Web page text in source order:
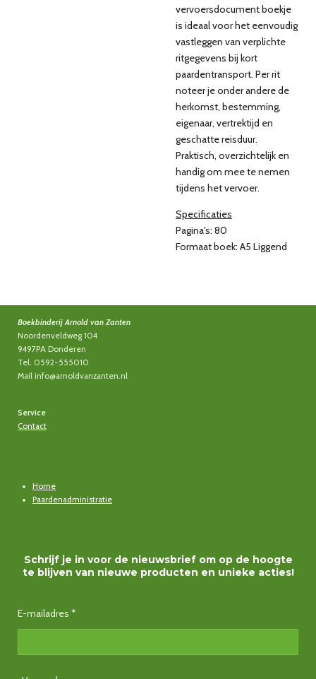
vervoersdocument boekje
is ideaal voor het eenvoudig
vastleggen van verplichte
ritgegevens bij kort
paardentransport. Per rit
noteer je onder andere de
herkomst, bestemming,
eigenaar, vertrektijd en
geschatte reisduur.
Praktisch, overzichtelijk en
handig om mee te nemen
tijdens het vervoer.
Specificaties
Pagina's: 80
Formaat boek: A5 Liggend
Boekbinderij Arnold van Zanten
Noordenveldweg 104
9497PA Donderen
Tel. 0592-555010
Mail info@arnoldvanzanten.nl
Service
Contact
Home
Paardenadministratie
Schrijf je in voor de nieuwsbrief om op de hoogte
te blijven van nieuwe producten en unieke acties!
E-mailadres *